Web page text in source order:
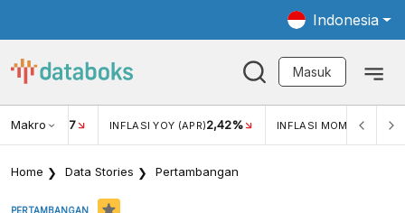
Indonesia
Masuk
Makro
USD/IDR 17 INFLASI YOY (APR)2,42% INFLASI MOM (MAR)
Home Data Stories Pertambangan
PERTAMBANGAN